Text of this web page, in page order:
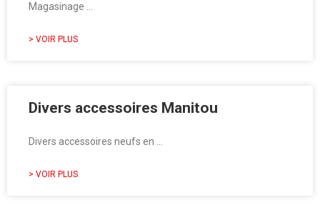
Magasinage …
> VOIR PLUS
Divers accessoires Manitou
Divers accessoires neufs en …
> VOIR PLUS